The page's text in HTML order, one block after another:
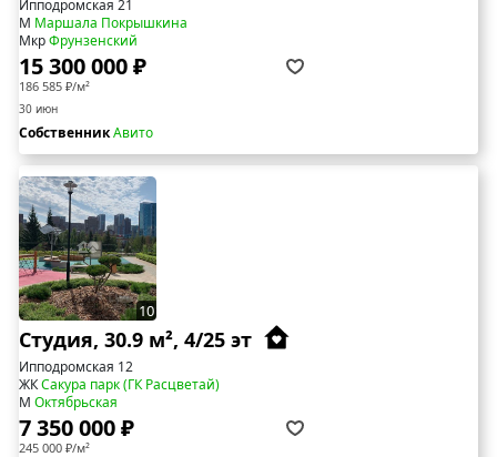
Ипподромская 21
М Маршала Покрышкина
МкрФрунзенский
15 300 000 ₽
186 585 ₽/м²
30 июн
СобственникАвито
10
Студия, 30.9 м², 4/25 эт
Ипподромская 12
ЖКСакура парк (ГК Расцветай)
М Октябрьская
7 350 000 ₽
245 000 ₽/м²